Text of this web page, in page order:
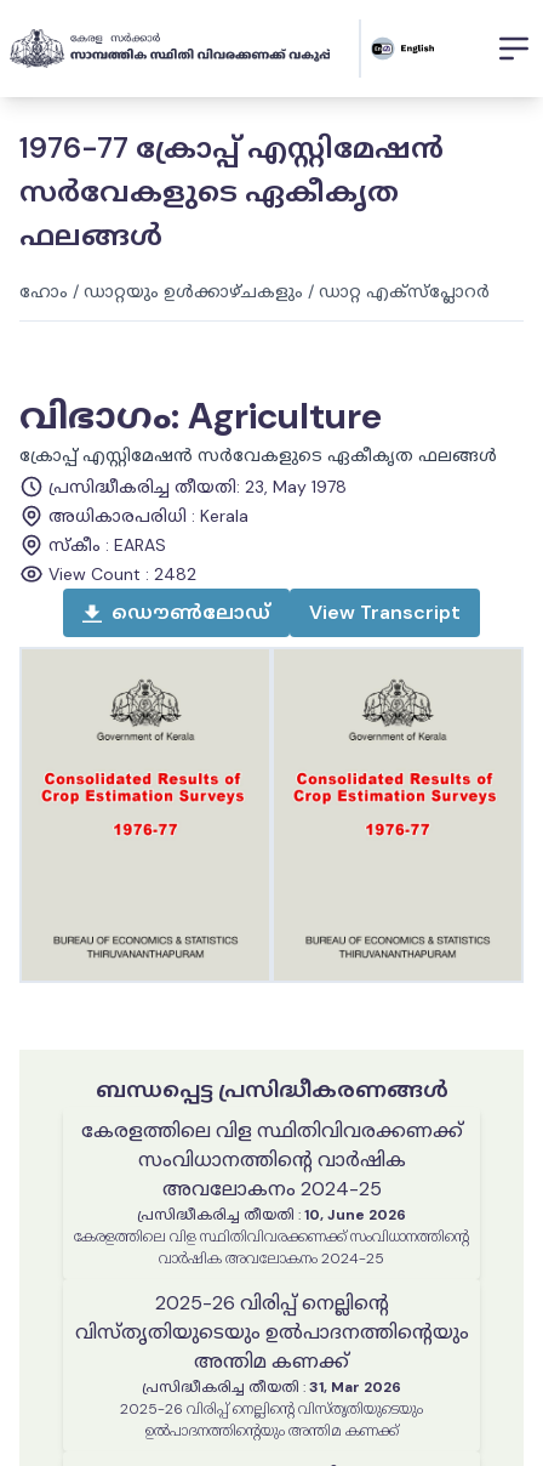
1976-77 ക്രോപ്പ് എസ്റ്റിമേഷൻ
സർവേകളുടെ ഏകീകൃത
ഫലങ്ങൾ
ഹോം / ഡാറ്റയും ഉൾക്കാഴ്ചകളും / ഡാറ്റ എക്സ്പ്ലോറർ
വിഭാഗം: Agriculture
ക്രോപ്പ് എസ്റ്റിമേഷൻ സർവേകളുടെ ഏകീകൃത ഫലങ്ങൾ
പ്രസിദ്ധീകരിച്ച തീയതി: 23, May 1978
അധികാരപരിധി : Kerala
സ്കീം : EARAS
View Count : 2482
ഡൌൺലോഡ് View Transcript
ബന്ധപ്പെട്ട പ്രസിദ്ധീകരണങ്ങൾ
കേരളത്തിലെ വിള സ്ഥിതിവിവരക്കണക്ക്
സംവിധാനത്തിൻ്റെ വാർഷിക
അവലോകനം 2024-25
പ്രസിദ്ധീകരിച്ച തീയതി :10, June 2026
കേരളത്തിലെ വിള സ്ഥിതിവിവരക്കണക്ക് സംവിധാനത്തിൻ്റെ
വാർഷിക അവലോകനം 2024-25
2025-26 വിരിപ്പ് നെല്ലിന്റെ
വിസ്തൃതിയുടെയും ഉൽപാദനത്തിന്റെയും
അന്തിമ കണക്ക്
പ്രസിദ്ധീകരിച്ച തീയതി :31, Mar 2026
2025-26 വിരിപ്പ് നെല്ലിന്റെ വിസ്തൃതിയുടെയും
ഉൽപാദനത്തിന്റെയും അന്തിമ കണക്ക്